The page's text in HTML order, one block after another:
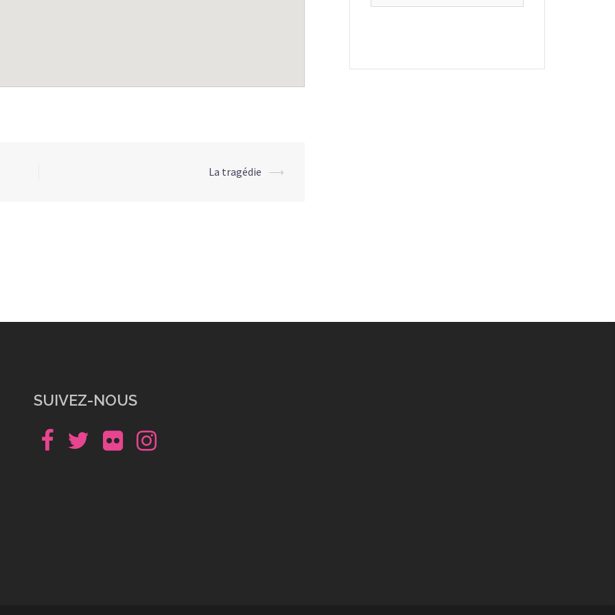
La tragédie ⟶
SUIVEZ-NOUS
Facebook TwitterFlickr Instagram